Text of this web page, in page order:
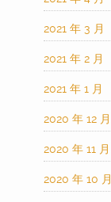
2021 年 3 月
2021 年 2 月
2021 年 1 月
2020 年 12 月
2020 年 11 月
2020 年 10 月